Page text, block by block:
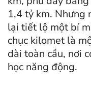
1,4 tỷ km. Nhưng
lại tiết lộ một bí
chục kilomet là
dài toàn cầu, nơi
học năng động.